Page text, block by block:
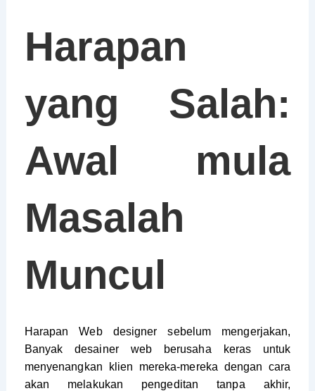
Harapan
yang Salah:
Awal mula
Masalah
Muncul
Harapan Web designer sebelum mengerjakan,
Banyak desainer web berusaha keras untuk
menyenangkan klien mereka-mereka dengan cara
akan melakukan pengeditan tanpa akhir,